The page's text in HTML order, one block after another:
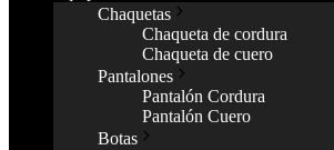
Chaquetas
Chaqueta de cordura
Chaqueta de cuero
Pantalones
Pantalón Cordura
Pantalón Cuero
Botas